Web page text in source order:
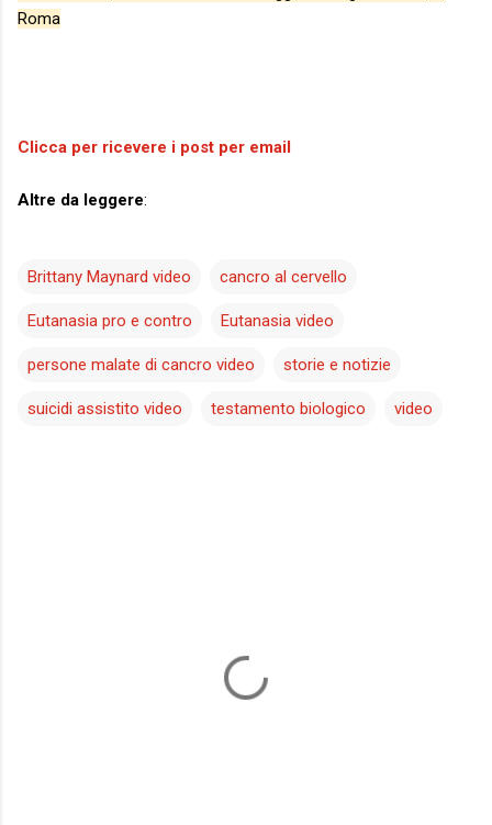
Roma
Clicca per ricevere i post per email
Altre da leggere:
Brittany Maynard video cancro al cervello
Eutanasia pro e contro Eutanasia video
persone malate di cancro video storie e notizie
suicidi assistito video testamento biologico video